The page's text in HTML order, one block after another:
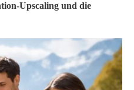
Upscaling und die